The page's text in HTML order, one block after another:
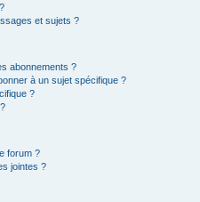
et sujets ?
abonnements ?
à un sujet spécifique ?
?
forum ?
jointes ?